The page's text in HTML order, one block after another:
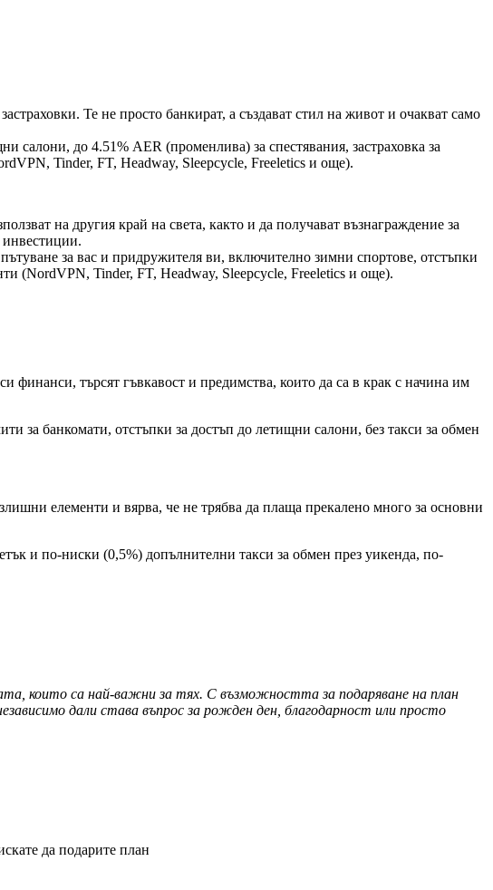
Те не просто банкират, а създават стил на живот и очакват само
салони, до 4.51% AER (променлива) за спестявания, застраховка за
Tinder, FT, Headway, Sleepcycle, Freeletics и още).
на другия край на света, както и да получават възнаграждение за
инвестиции.
за вас и придружителя ви, включително зимни спортове, отстъпки
(NordVPN, Tinder, FT, Headway, Sleepcycle, Freeletics и още).
търсят гъвкавост и предимства, които да са в крак с начина им
за банкомати, отстъпки за достъп до летищни салони, без такси за обмен
елементи и вярва, че не трябва да плаща прекалено много за основни
и по-ниски (0,5%) допълнителни такси за обмен през уикенда, по-
които са най-важни за тях. С възможността за подаряване на план
дали става въпрос за рожден ден, благодарност или просто
да подарите план